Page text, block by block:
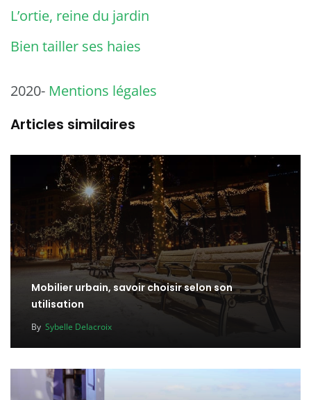
L’ortie, reine du jardin
Bien tailler ses haies
2020- Mentions légales
Articles similaires
Mobilier urbain, savoir choisir selon son
utilisation
By Sybelle Delacroix